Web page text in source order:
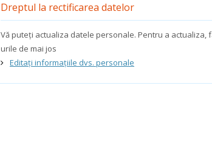
Dreptul la rectificarea datelor
Vă puteți actualiza datele personale. Pentru a actualiza,
urile de mai jos
Editați informațiile dvs. personale